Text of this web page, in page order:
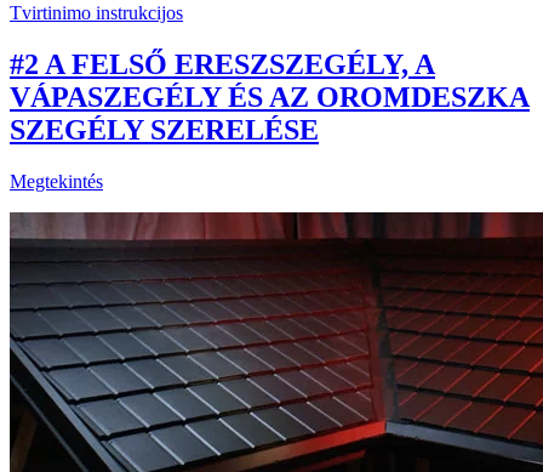
Tvirtinimo instrukcijos
#2 A FELSŐ ERESZSZEGÉLY, A
VÁPASZEGÉLY ÉS AZ OROMDESZKA
SZEGÉLY SZERELÉSE
Megtekintés